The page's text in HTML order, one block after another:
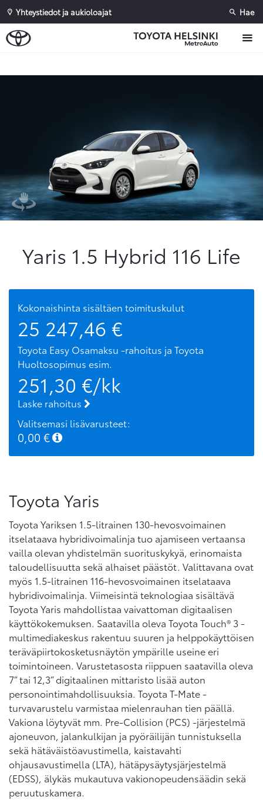
Yhteystiedot ja aukioloajat Hae
Yaris 1.5 Hybrid 116 Life
Kokonaishinta sisältäen toimituskulut
25 247,46 €
Toyota Easy Osamaksu -rahoitus ja Toyota
Huoltosopimus esim.
251,30 €/kk
Laske rahoitus
Valitsemasi lisävarusteet:
0,00 €
Toyota Yaris
Toyota Yariksen 1.5-litrainen 130-hevosvoimainen
itselataava hybridivoimalinja tuo ajamiseen vertaansa
vailla olevan yhdistelmän suorituskykyä, erinomaista
taloudellisuutta sekä alhaiset päästöt. Valittavana ovat
myös 1.5-litrainen 116-hevosvoimainen itselataava
hybridivoimalinja. Viimeisintä teknologiaa sisältävä
Toyota Yaris mahdollistaa vaivattoman digitaalisen
käyttökokemuksen. Saatavilla oleva Toyota Touch® 3 -
multimediakeskus rakentuu suuren ja helppokäyttöisen
teräväpiirtokosketusnäytön ympärille useine eri
toimintoineen. Varustetasosta riippuen saatavilla oleva
7” tai 12,3” digitaalinen mittaristo lisää auton
personointimahdollisuuksia. Toyota T-Mate -
turvavarustelu varmistaa mielenrauhan tien päällä.
Vakiona löytyvät mm. Pre-Collision (PCS) -järjestelmä
ajoneuvon, jalankulkijan ja pyöräilijän tunnistuksella
sekä hätäväistöavustimella, kaistavahti
ohjausavustimella (LTA), hätäpysäytysjärjestelmä
(EDSS), älykäs mukautuva vakionopeudensäädin sekä
peruutuskamera.